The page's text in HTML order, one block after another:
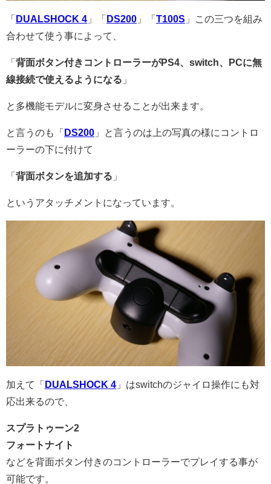
「DUALSHOCK 4 」「DS200 」「T100S 」この三つを組み
合わせて使う事によって、
「背面ボタン付きコントローラーがPS4、switch、PCに無
線接続で使えるようになる 」
と多機能モデルに変身させることが出来ます。
と言うのも「DS200 」と言うのは上の写真の様にコントロ
ーラーの下に付けて
「背面ボタンを追加する 」
というアタッチメントになっています。
加えて「 DUALSHOCK 4 」はswitchのジャイロ操作にも対
応出来るので、
スプラトゥーン2
フォートナイト
などを背面ボタン付きのコントローラーでプレイする事が
可能です。